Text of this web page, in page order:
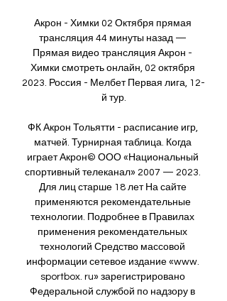
Акрон - Химки 02 Октября прямая
трансляция 44 минуты назад —
Прямая видео трансляция Акрон -
Химки смотреть онлайн, 02 октября
2023. Россия - Мелбет Первая лига, 12-
й тур.
ФК Акрон Тольятти - расписание игр,
матчей. Турнирная таблица. Когда
играет Акрон© ООО «Национальный
спортивный телеканал» 2007 — 2023.
Для лиц старше 18 лет На сайте
применяются рекомендательные
технологии. Подробнее в Правилах
применения рекомендательных
технологий Средство массовой
информации сетевое издание «www.
sportbox. ru» зарегистрировано
Федеральной службой по надзору в